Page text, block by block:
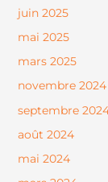
juin 2025
mai 2025
mars 2025
novembre 2024
septembre
août 2024
mai 2024